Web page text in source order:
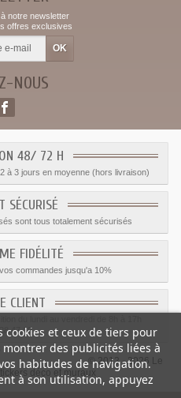
notre newsletter
offres exclusives
NOUS
48/ 72 H
à 3 jours en moyenne (hors livraison)
SÉCURISÉ
sont tous totalement sécurisés
FIDÉLITÉ
commandes jusqu'a 10%
CLIENT
© 2012 - 2026 Le
stickers déco et muraux
cookies et ceux de tiers pour
des publicités liées à
habitudes de navigation.
à son utilisation, appuyez